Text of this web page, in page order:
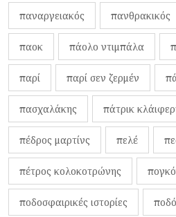
παναργειακός πανθρακικός
παοκ πάολο ντιμπάλα
παρί παρί σεν ζερμέν
πασχαλάκης πάτρικ
πέδρος μαρτίνς πελέ
πέτρος κολοκοτρώνης
ποδοσφαιρικές ιστορίες